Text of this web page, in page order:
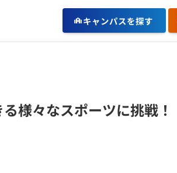
キャンパスを探す
る様々なスポーツに挑戦！